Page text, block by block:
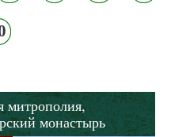
митрополия,
монастырь